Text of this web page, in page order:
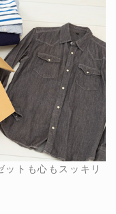
ットも心もスッキリ